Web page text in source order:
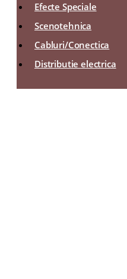
Efecte Speciale
Scenotehnica
Cabluri/Conectica
Distributie electrica